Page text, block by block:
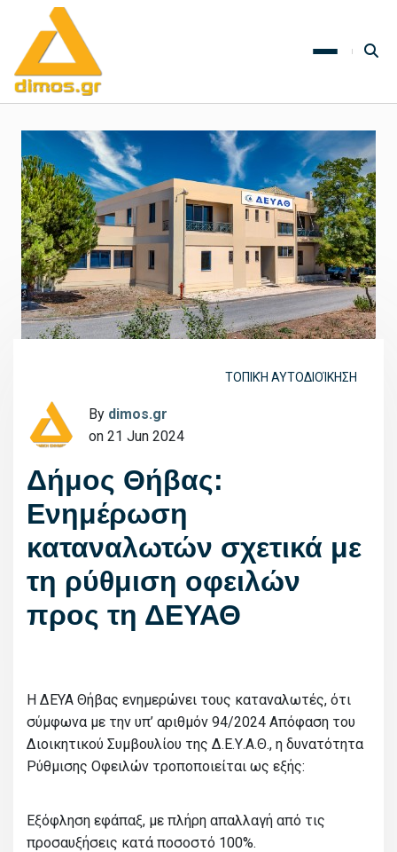
ΤΟΠΙΚΉ ΑΥΤΟΔΙΟΊΚΗΣΗ
By dimos.gr
on 21 Jun 2024
Δήμος Θήβας:
Ενημέρωση
καταναλωτών σχετικά με
τη ρύθμιση οφειλών
προς τη ΔΕΥΑΘ
H ΔΕΥΑ Θήβας ενημερώνει τους καταναλωτές, ότι
σύμφωνα με την υπ’ αριθμόν 94/2024 Απόφαση του
Διοικητικού Συμβουλίου της Δ.Ε.Υ.Α.Θ., η δυνατότητα
Ρύθμισης Οφειλών τροποποιείται ως εξής:
Εξόφληση εφάπαξ, με πλήρη απαλλαγή από τις
προσαυξήσεις κατά ποσοστό 100%.